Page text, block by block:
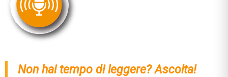
Non hai tempo di leggere? Ascolta!